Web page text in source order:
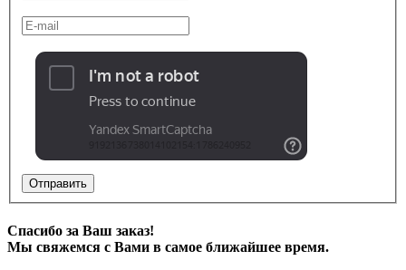
Отправить
Спасибо за Ваш заказ!
Мы свяжемся с Вами в самое ближайшее время.